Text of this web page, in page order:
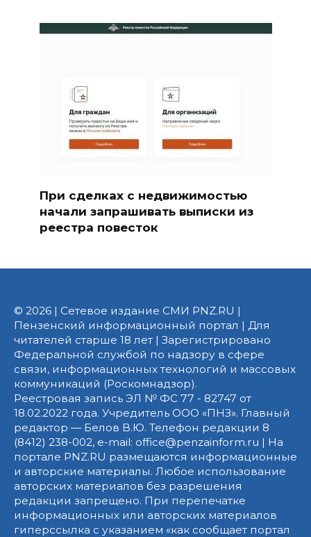
При сделках с недвижимостью
начали запрашивать выписки из
реестра повесток
© 2026 | Сетевое издание СМИ PNZ.RU |
Пензенский информационный портал | Для
читателей старше 18 лет | Зарегистрировано
Федеральной службой по надзору в сфере
связи, информационных технологий и массовых
коммуникаций (Роскомнадзор).
Реестровая запись ЭЛ № ФС 77 - 82747 от
18.02.2022 года. Учредитель ООО «ПНЗ». Главный
редактор — Белов В.Ю. Телефон редакции 8
(8412) 238-002, e-mail: office@penzainform.ru | На
портале PNZ.RU размещаются информационные
и авторские материалы. Любое использование
авторских материалов без разрешения
редакции запрещено. При перепечатке
информационных или авторских материалов
гиперссылка с указанием «как сообщает портал